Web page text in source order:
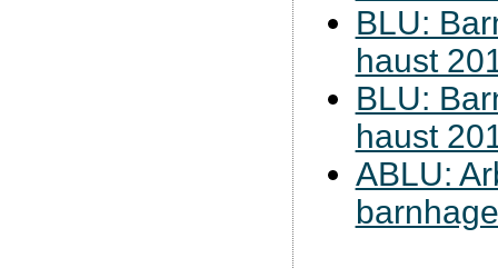
BLU:
haust
BLU:
haust
ABLU: